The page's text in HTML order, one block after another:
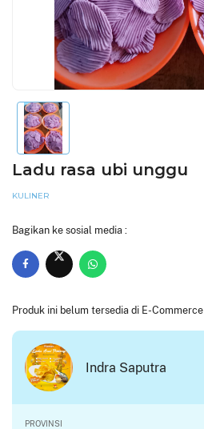
Ladu rasa ubi unggu
KULINER
Bagikan ke sosial media :
Produk ini belum tersedia di E-Commerce
Indra Saputra
PROVINSI